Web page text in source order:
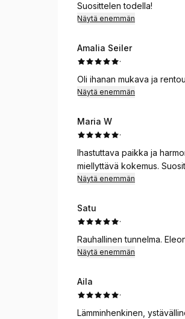
Suosittelen todella!
Näytä enemmän
Amalia Seiler
·
Oli ihanan mukava ja
Näytä enemmän
Maria W
·
Ihastuttava paikka ja
miellyttävä kokemus.
Näytä enemmän
Satu
·
Rauhallinen tunnelma.
Näytä enemmän
Aila
·
Lämminhenkinen,